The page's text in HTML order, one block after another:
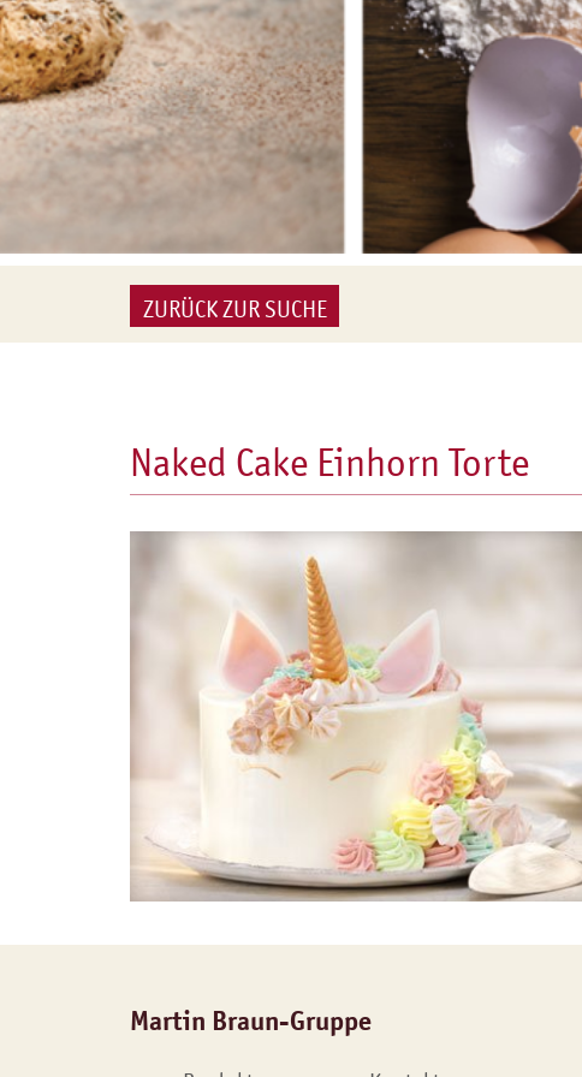
ZURÜCK ZUR SUCHE
Naked Cake Einhorn Torte
Martin Braun-Gruppe